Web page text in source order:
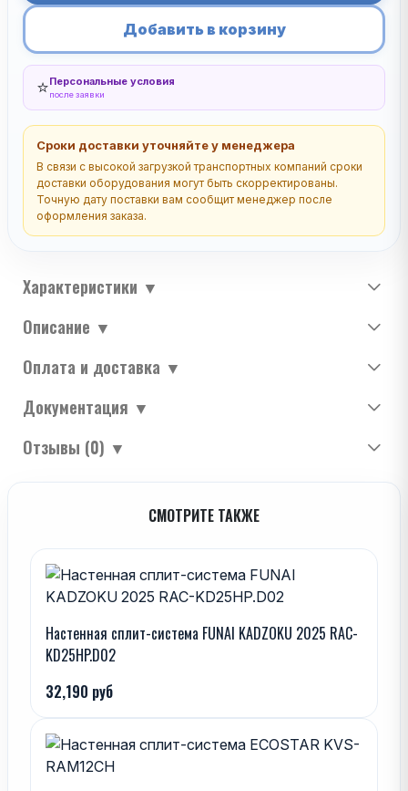
Добавить в корзину
⭐Персональные условия
после заявки
Сроки доставки уточняйте у менеджера
В связи с высокой загрузкой транспортных компаний сроки
доставки оборудования могут быть скорректированы.
Точную дату поставки вам сообщит менеджер после
оформления заказа.
Характеристики ▼
Описание ▼
Оплата и доставка ▼
Документация ▼
Отзывы (0) ▼
СМОТРИТЕ ТАКЖЕ
Настенная сплит-система FUNAI KADZOKU 2025 RAC-
KD25HP.D02
32,190 руб